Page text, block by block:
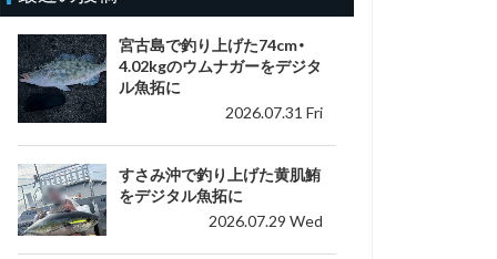
宮古島で釣り上げた74cm・
4.02kgのウムナガーをデジタ
ル魚拓に
2026.07.31 Fri
すさみ沖で釣り上げた黄肌鮪
をデジタル魚拓に
2026.07.29 Wed